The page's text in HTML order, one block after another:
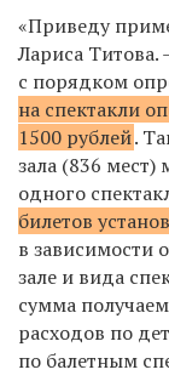
«Приведу
Лариса Титова.
с порядком
на спектакли
1500 рублей.
зала (836 мест)
одного
билетов
в зависимости
зале и вида
сумма
расходов по
по балетным